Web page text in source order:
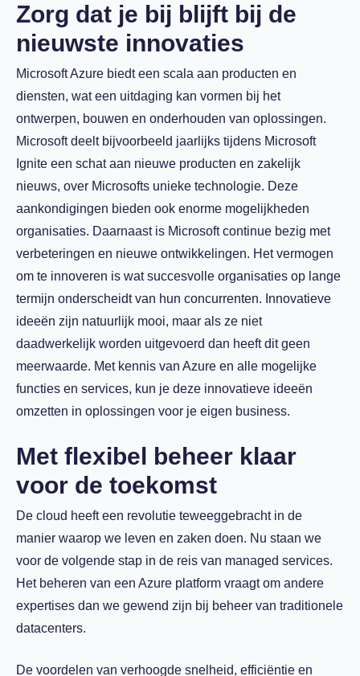
Zorg dat je bij blijft bij de
nieuwste innovaties
Microsoft Azure biedt een scala aan producten en
diensten, wat een uitdaging kan vormen bij het
ontwerpen, bouwen en onderhouden van oplossingen.
Microsoft deelt bijvoorbeeld jaarlijks tijdens Microsoft
Ignite een schat aan nieuwe producten en zakelijk
nieuws, over Microsofts unieke technologie. Deze
aankondigingen bieden ook enorme mogelijkheden
organisaties. Daarnaast is Microsoft continue bezig met
verbeteringen en nieuwe ontwikkelingen. Het vermogen
om te innoveren is wat succesvolle organisaties op lange
termijn onderscheidt van hun concurrenten. Innovatieve
ideeën zijn natuurlijk mooi, maar als ze niet
daadwerkelijk worden uitgevoerd dan heeft dit geen
meerwaarde. Met kennis van Azure en alle mogelijke
functies en services, kun je deze innovatieve ideeën
omzetten in oplossingen voor je eigen business.
Met flexibel beheer klaar
voor de toekomst
De cloud heeft een revolutie teweeggebracht in de
manier waarop we leven en zaken doen. Nu staan we
voor de volgende stap in de reis van managed services.
Het beheren van een Azure platform vraagt om andere
expertises dan we gewend zijn bij beheer van traditionele
datacenters.
De voordelen van verhoogde snelheid, efficiëntie en